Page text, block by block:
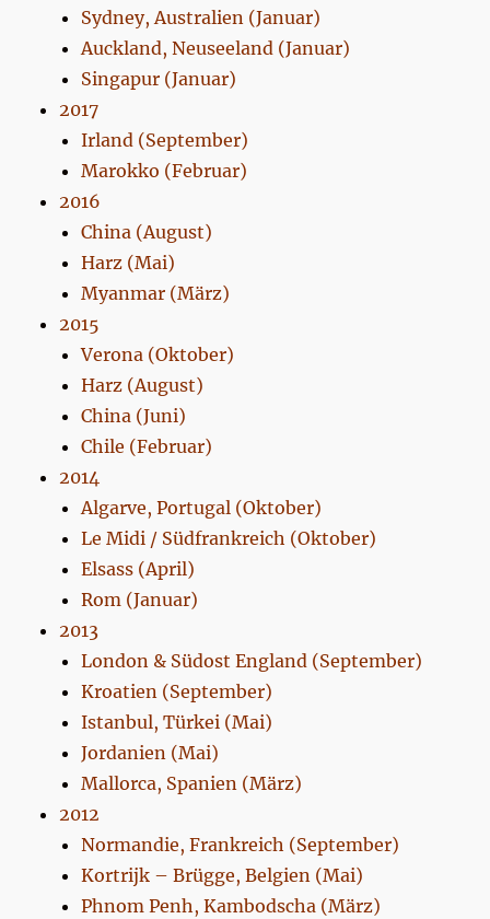
Sydney, Australien (Januar)
Auckland, Neuseeland (Januar)
Singapur (Januar)
2017
Irland (September)
Marokko (Februar)
2016
China (August)
Harz (Mai)
Myanmar (März)
2015
Verona (Oktober)
Harz (August)
China (Juni)
Chile (Februar)
2014
Algarve, Portugal (Oktober)
Le Midi / Südfrankreich (Oktober)
Elsass (April)
Rom (Januar)
2013
London & Südost England (September)
Kroatien (September)
Istanbul, Türkei (Mai)
Jordanien (Mai)
Mallorca, Spanien (März)
2012
Normandie, Frankreich (September)
Kortrijk – Brügge, Belgien (Mai)
Phnom Penh, Kambodscha (März)